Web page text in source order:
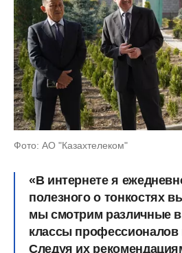
Фото: АО "Казахтелеком"
«В интернете я
полезного о тонкостях
мы смотрим различные
классы профессионалов
Следуя их